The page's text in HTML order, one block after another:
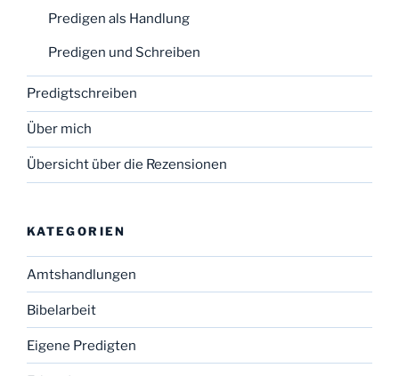
Predigen als Handlung
Predigen und Schreiben
Predigtschreiben
Über mich
Übersicht über die Rezensionen
KATEGORIEN
Amtshandlungen
Bibelarbeit
Eigene Predigten